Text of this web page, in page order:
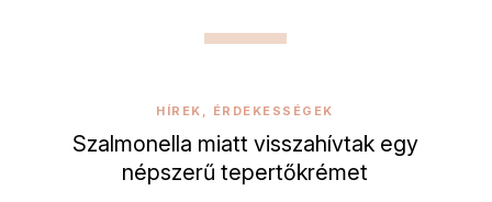
HÍREK, ÉRDEKESSÉGEK
Szalmonella miatt visszahívtak egy
népszerű tepertőkrémet